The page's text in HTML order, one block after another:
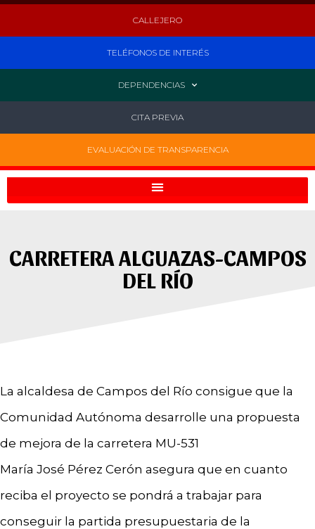
CALLEJERO
TELÉFONOS DE INTERÉS
DEPENDENCIAS
CITA PREVIA
EVALUACIÓN DE TRANSPARENCIA
CARRETERA ALGUAZAS-CAMPOS
DEL RÍO
La alcaldesa de Campos del Río consigue que la
Comunidad Autónoma desarrolle una propuesta
de mejora de la carretera MU-531
María José Pérez Cerón asegura que en cuanto
reciba el proyecto se pondrá a trabajar para
conseguir la partida presupuestaria de la